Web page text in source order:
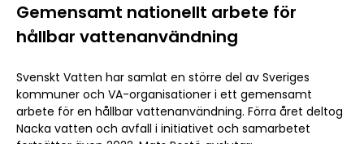
Gemensamt nationellt arbete för
hållbar vattenanvändning
Svenskt Vatten har samlat en större del av Sveriges
kommuner och VA-organisationer i ett gemensamt
arbete för en hållbar vattenanvändning. Förra året deltog
Nacka vatten och avfall i initiativet och samarbetet